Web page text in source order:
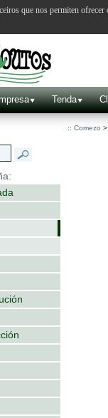
Tenda
:: Comezo >
que nos permiten